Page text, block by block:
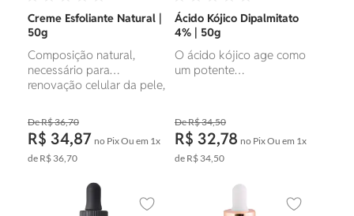
Creme Esfoliante Natural |
50g
Composição natural,
necessário para
renovação celular da pele,
fornecendo uma limpeza
profunda.
R$ 36,70
R$ 34,87 no PixOu em 1x
de R$ 36,70
Ácido Kójico Dipalmitato
4% | 50g
O ácido kójico age como
um potente
R$ 34,50
R$ 32,78 no PixOu em 1x
de R$ 34,50
Adicionar aos favoritos Adicionar